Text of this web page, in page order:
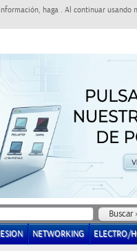
haga . Al continuar usando
NETWORKING ELECTRO/